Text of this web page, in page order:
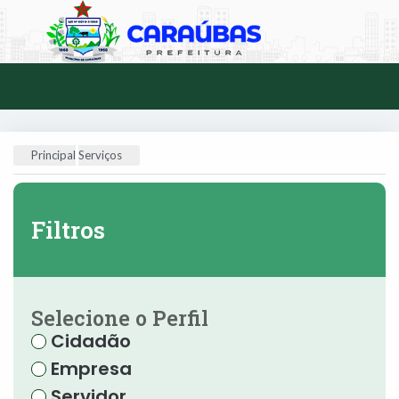
Principal Serviços
Filtros
Selecione o Perfil
Cidadão
Empresa